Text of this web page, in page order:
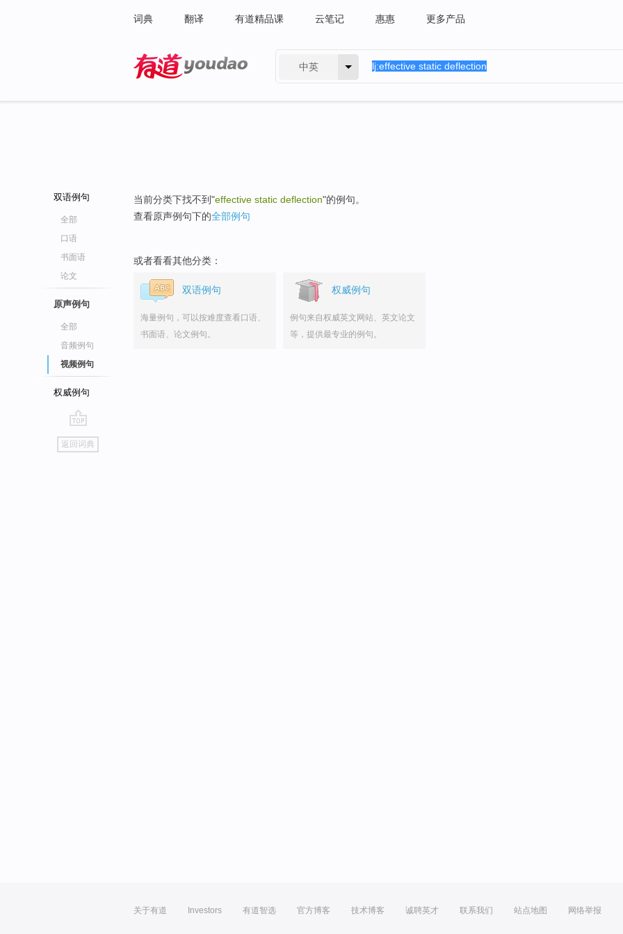
词典 翻译 有道精品课 云笔记 惠惠 更多产品
中英
双语例句
全部
口语
书面语
论文
原声例句
全部
音频例句
视频例句
权威例句
go
top
返回词典
当前分类下找不到"effective static deflection"的例句。
查看原声例句下的全部例句
或者看看其他分类：
双语例句
海量例句，可以按难度查看口语、
书面语、论文例句。
权威例句
例句来自权威英文网站、英文论文
等，提供最专业的例句。
关于有道 Investors 有道智选 官方博客 技术博客 诚聘英才 联系我们 站点地图 网络举报